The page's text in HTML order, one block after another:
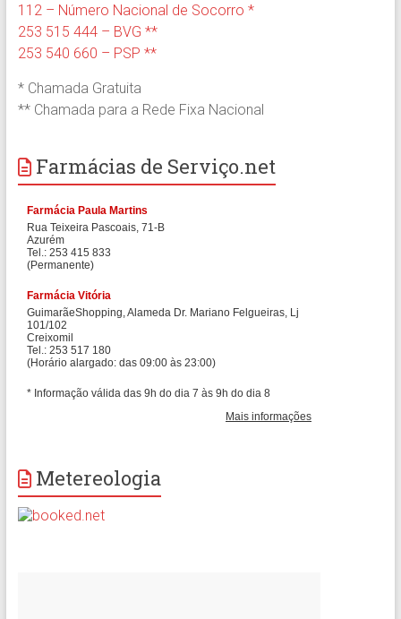
112 – Número Nacional de Socorro *
253 515 444 – BVG **
253 540 660 – PSP **
* Chamada Gratuita
** Chamada para a Rede Fixa Nacional
Farmácias de Serviço.net
Metereologia